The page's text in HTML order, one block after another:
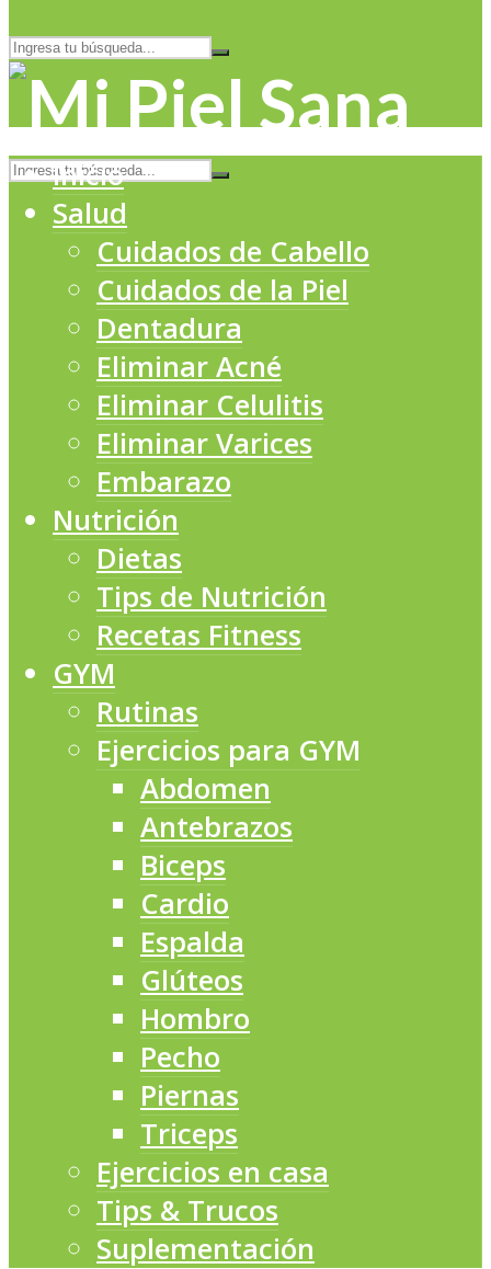
Inicio
Salud
Cuidados de Cabello
Cuidados de la Piel
Dentadura
Eliminar Acné
Eliminar Celulitis
Eliminar Varices
Embarazo
Nutrición
Dietas
Tips de Nutrición
Recetas Fitness
GYM
Rutinas
Ejercicios para GYM
Abdomen
Antebrazos
Biceps
Cardio
Espalda
Glúteos
Hombro
Pecho
Piernas
Triceps
Ejercicios en casa
Tips & Trucos
Suplementación